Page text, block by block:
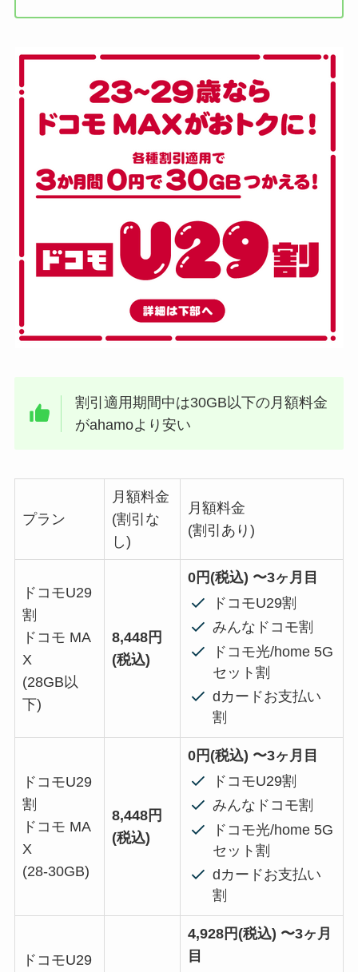
割引適用期間中は30GB以下の月額料金
がahamoより安い
プラン
月額料金
(割引な
し)
月額料金
(割引あり)
ドコモU29
割
ドコモ MA
X
(28GB以
下)
8,448円
(税込)
0円(税込) 〜3ヶ月目
ドコモU29割
みんなドコモ割
ドコモ光/home 5G
セット割
dカードお支払い
割
ドコモU29
割
ドコモ MA
X
(28-30GB)
8,448円
(税込)
0円(税込) 〜3ヶ月目
ドコモU29割
みんなドコモ割
ドコモ光/home 5G
セット割
dカードお支払い
割
ドコモU29
4,928円(税込) 〜3ヶ月
目